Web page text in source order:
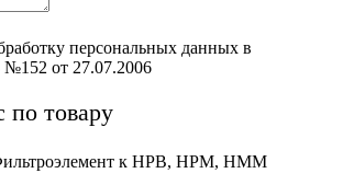
персональных данных в
№152 от 27.07.2006
по товару
к HPB, HPM, HMM